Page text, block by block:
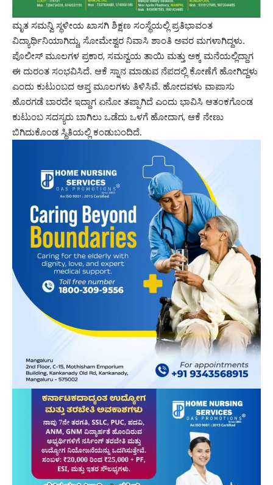
ಮೃತ ಸಮನ್ವಿ ಸ್ಥಳೀಯ ಖಾಸಗಿ ಶಿಕ್ಷಣ ಸಂಸ್ಥೆಯಲ್ಲಿ ಪ್ರತಿಭಾವಂತ
ವಿದ್ಯಾರ್ಥಿನಿಯಾಗಿದ್ದು, ಸೋಮೇಶ್ವರ ನಿವಾಸಿ ಶಾಂತಿ ಅವರ ಮಗಳಾಗಿದ್ದಳು.
ಪೊಲೀಸ್ ಮೂಲಗಳ ಪ್ರಕಾರ, ಸಮನ್ವಯ ತಾಯಿ ಮತ್ತು ಅಕ್ಕ ಮನೆಯಲ್ಲಿದ್ದಾಗ
ಈ ದುರಂತ ಸಂಭವಿಸಿದೆ. ಆಕೆ ಸ್ನಾನ ಮಾಡುವ ನೆಪದಲ್ಲಿ ಕೋಣೆಗೆ ಹೋಗಿದ್ದಳು
ಎಂದು ಕುಟುಂಬದ ಆಪ್ತ ಮೂಲಗಳು ತಿಳಿಸಿವೆ. ಹೋದವಳು ವಾಪಾಸು
ಹೊರಗಡೆ ಬಾರದೇ ಇದ್ದಾಗ ಏನೋ ತಪ್ಪಾಗಿದೆ ಎಂದು ಭಾವಿಸಿ ಆತಂಕಗೊಂಡ
ಕುಟುಂಬ ಸದಸ್ಯರು ಬಾಗಿಲು ಒಡೆದು ಒಳಗೆ ಹೋದಾಗ, ಆಕೆ ನೇಣು
ಬಿಗಿದುಕೊಂಡ ಸ್ಥಿತಿಯಲ್ಲಿ ಕಂಡುಬಂದಿದೆ.